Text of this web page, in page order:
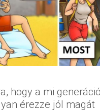
hogy a mi
érezze jól magát